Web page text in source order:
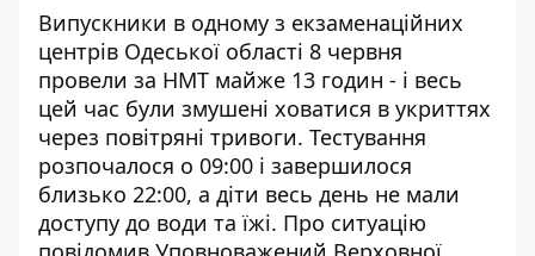
Випускники в одному з екзаменаційних
центрів Одеської області 8 червня
провели за НМТ майже 13 годин - і весь
цей час були змушені ховатися в укриттях
через повітряні тривоги. Тестування
розпочалося о 09:00 і завершилося
близько 22:00, а діти весь день не мали
доступу до води та їжі. Про ситуацію